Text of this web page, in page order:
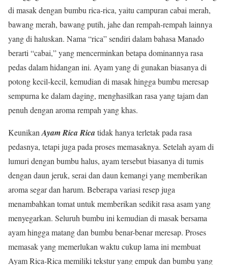
di masak dengan bumbu rica-rica, yaitu campuran cabai merah,
bawang merah, bawang putih, jahe dan rempah-rempah lainnya
yang di haluskan. Nama “rica” sendiri dalam bahasa Manado
berarti “cabai,” yang mencerminkan betapa dominannya rasa
pedas dalam hidangan ini. Ayam yang di gunakan biasanya di
potong kecil-kecil, kemudian di masak hingga bumbu meresap
sempurna ke dalam daging, menghasilkan rasa yang tajam dan
penuh dengan aroma rempah yang khas.
Keunikan Ayam Rica Ricatidak hanya terletak pada rasa
pedasnya, tetapi juga pada proses memasaknya. Setelah ayam di
lumuri dengan bumbu halus, ayam tersebut biasanya di tumis
dengan daun jeruk, serai dan daun kemangi yang memberikan
aroma segar dan harum. Beberapa variasi resep juga
menambahkan tomat untuk memberikan sedikit rasa asam yang
menyegarkan. Seluruh bumbu ini kemudian di masak bersama
ayam hingga matang dan bumbu benar-benar meresap. Proses
memasak yang memerlukan waktu cukup lama ini membuat
Ayam Rica-Rica memiliki tekstur yang empuk dan bumbu yang